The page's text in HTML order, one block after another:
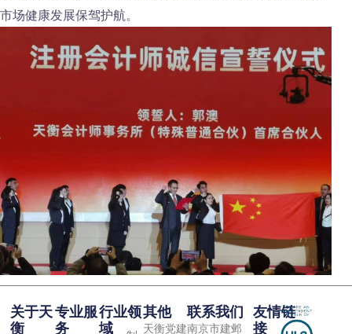
市场健康发展保驾护航。
关于天
衡
专业服
务
行业领
域
其他
天衡党建
联系我们
南京市建邺
友情链
接